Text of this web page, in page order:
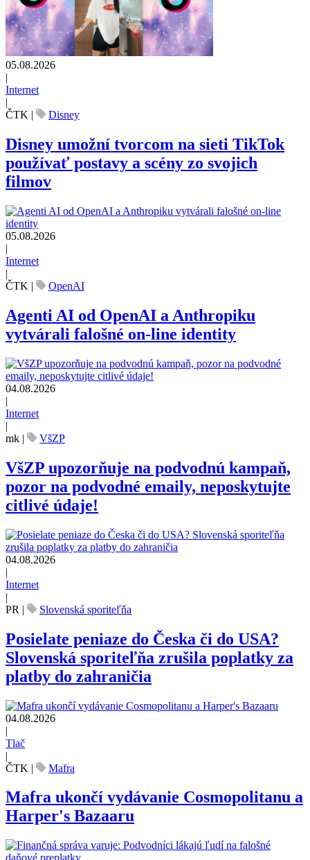
05.08.2026
|
Internet
|
ČTK | Disney
Disney umožní tvorcom na sieti TikTok
používať postavy a scény zo svojich
filmov
05.08.2026
|
Internet
|
ČTK | OpenAI
Agenti AI od OpenAI a Anthropiku
vytvárali falošné on-line identity
04.08.2026
|
Internet
|
mk | VšZP
VšZP upozorňuje na podvodnú kampaň,
pozor na podvodné emaily, neposkytujte
citlivé údaje!
04.08.2026
|
Internet
|
PR | Slovenská sporiteľňa
Posielate peniaze do Česka či do USA?
Slovenská sporiteľňa zrušila poplatky za
platby do zahraničia
04.08.2026
|
Tlač
|
ČTK | Mafra
Mafra ukončí vydávanie Cosmopolitanu a
Harper's Bazaaru